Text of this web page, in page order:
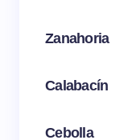
Zanahoria
Calabacín
Cebolla